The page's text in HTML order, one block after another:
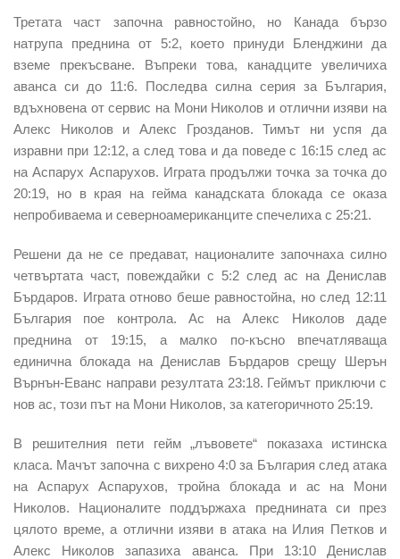
Третата част започна равностойно, но Канада бързо
натрупа преднина от 5:2, което принуди Бленджини да
вземе прекъсване. Въпреки това, канадците увеличиха
аванса си до 11:6. Последва силна серия за България,
вдъхновена от сервис на Мони Николов и отлични изяви на
Алекс Николов и Алекс Грозданов. Тимът ни успя да
изравни при 12:12, а след това и да поведе с 16:15 след ас
на Аспарух Аспарухов. Играта продължи точка за точка до
20:19, но в края на гейма канадската блокада се оказа
непробиваема и северноамериканците спечелиха с 25:21.
Решени да не се предават, националите започнаха силно
четвъртата част, повеждайки с 5:2 след ас на Денислав
Бърдаров. Играта отново беше равностойна, но след 12:11
България пое контрола. Ас на Алекс Николов даде
преднина от 19:15, а малко по-късно впечатляваща
единична блокада на Денислав Бърдаров срещу Шерън
Върнън-Еванс направи резултата 23:18. Геймът приключи с
нов ас, този път на Мони Николов, за категоричното 25:19.
В решителния пети гейм „лъвовете“ показаха истинска
класа. Мачът започна с вихрено 4:0 за България след атака
на Аспарух Аспарухов, тройна блокада и ас на Мони
Николов. Националите поддържаха преднината си през
цялото време, а отлични изяви в атака на Илия Петков и
Алекс Николов запазиха аванса. При 13:10 Денислав